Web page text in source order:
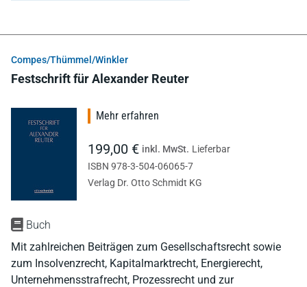
Compes/Thümmel/Winkler
Festschrift für Alexander Reuter
Buch
Mit zahlreichen Beiträgen zum Gesellschaftsrecht sowie
zum Insolvenzrecht, Kapitalmarktrecht, Energierecht,
Unternehmensstrafrecht, Prozessrecht und zur
Mehr erfahren
199,00 € inkl. MwSt. Lieferbar
ISBN 978-3-504-06065-7
Verlag Dr. Otto Schmidt KG